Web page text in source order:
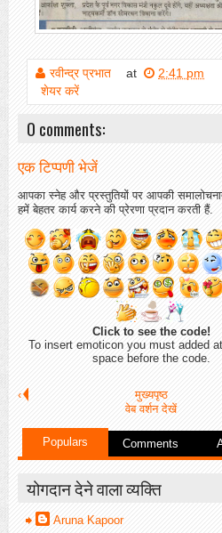
रवीन्द्र प्रभात at
2:41 pm
शेयर करें
0 comments:
एक टिप्पणी भेजें
आपका स्नेह और प्रस्तुतियों पर आपकी
हमें बेहतर कार्य करने की प्रेरणा प्रदान करती हैं.
Click to see the code!
To insert emoticon you must added
space before the code.
‹
मुख्यपृष्ठ
वेब वर्शन देखें
Populars Comments
योगदान देने वाला व्यक्ति
Aruna Kapoor